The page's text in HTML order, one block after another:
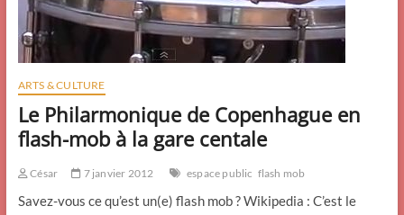
ARTS & CULTURE
Le Philarmonique de Copenhague en
flash-mob à la gare centale
César 7 janvier 2012 espace public flash mob
Savez-vous ce qu’est un(e) flash mob ? Wikipedia : C’est le